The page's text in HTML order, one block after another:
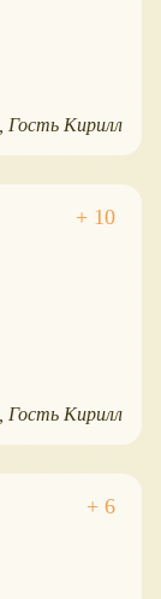
Гость Кирилл
Гость Кирилл